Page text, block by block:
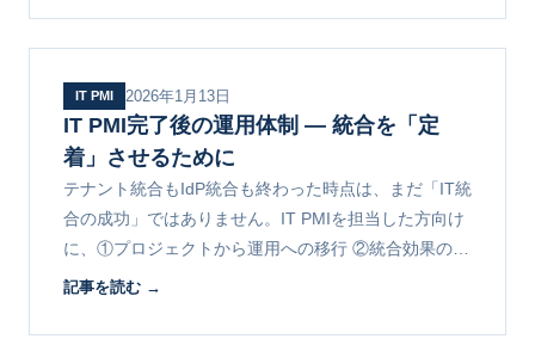
IT PMI 2026年1月13日
IT PMI完了後の運用体制 ― 統合を「定
着」させるために
テナント統合もIdP統合も終わった時点は、まだ「IT統
合の成功」ではありません。IT PMIを担当した方向け
に、①プロジェクトから運用への移行 ②統合効果のモ
ニタリングとKPI ③統合後によくある落とし穴を解説
記事を読む →